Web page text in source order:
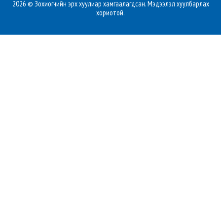
2026 © Зохиогчийн эрх хуулиар хамгаалагдсан. Мэдээлэл хуулбарлах
хориотой.